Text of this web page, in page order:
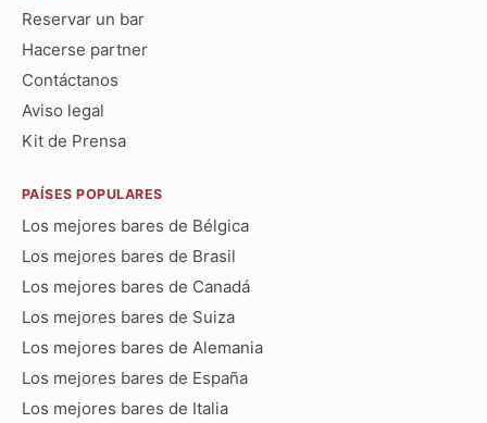
Reservar un bar
Hacerse partner
Contáctanos
Aviso legal
Kit de Prensa
PAÍSES POPULARES
Los mejores bares de Bélgica
Los mejores bares de Brasil
Los mejores bares de Canadá
Los mejores bares de Suiza
Los mejores bares de Alemania
Los mejores bares de España
Los mejores bares de Italia